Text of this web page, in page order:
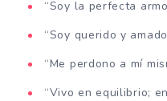
“Soy la perfecta
“Soy querido y
“Me perdono a mí
“Vivo en equilibrio;